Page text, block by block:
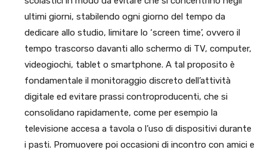
ultimi giorni, stabilendo ogni giorno del tempo da
dedicare allo studio, limitare lo ‘screen time’, ovvero il
tempo trascorso davanti allo schermo di TV, computer,
videogiochi, tablet o smartphone. A tal proposito è
fondamentale il monitoraggio discreto dell’attività
digitale ed evitare prassi controproducenti, che si
consolidano rapidamente, come per esempio la
televisione accesa a tavola o l’uso di dispositivi durante
i pasti. Promuovere poi occasioni di incontro con amici e